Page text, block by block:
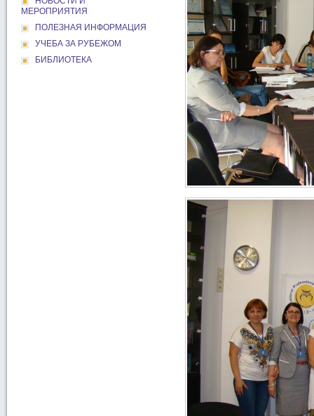
МЕРОПРИЯТИЯ
ПОЛЕЗНАЯ ИНФОРМАЦИЯ
УЧЕБА ЗА РУБЕЖОМ
БИБЛИОТЕКА